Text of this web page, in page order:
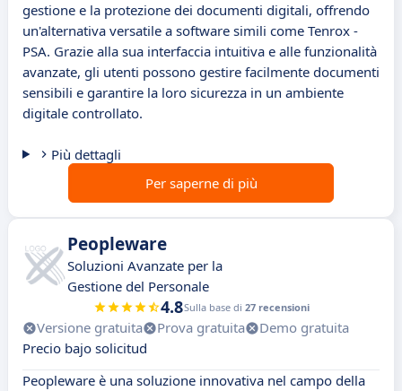
gestione e la protezione dei documenti digitali, offrendo
un'alternativa versatile a software simili come Tenrox -
PSA. Grazie alla sua interfaccia intuitiva e alle funzionalità
avanzate, gli utenti possono gestire facilmente documenti
sensibili e garantire la loro sicurezza in un ambiente
digitale controllato.
Più dettagli
Per saperne di più
Peopleware
Soluzioni Avanzate per la
Gestione del Personale
4.8Sulla base di 27 recensioni
Versione gratuita Prova gratuita
Demo gratuita
Precio bajo solicitud
Peopleware è una soluzione innovativa nel campo della